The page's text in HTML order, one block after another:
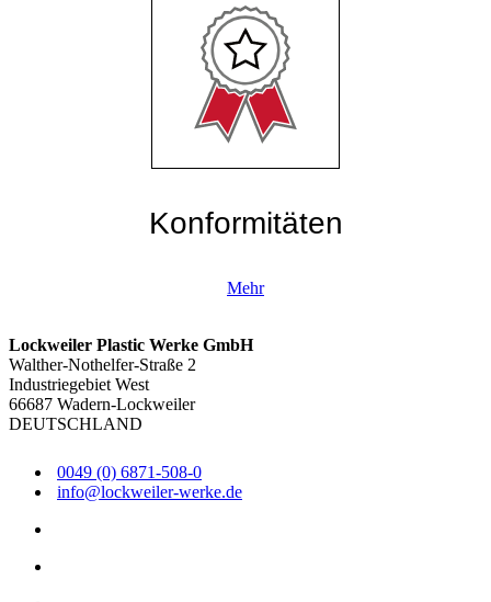
Konformitäten
Mehr
Lockweiler Plastic Werke GmbH
Walther-Nothelfer-Straße 2
Industriegebiet West
66687 Wadern-Lockweiler
DEUTSCHLAND
0049 (0) 6871-508-0
info@lockweiler-werke.de